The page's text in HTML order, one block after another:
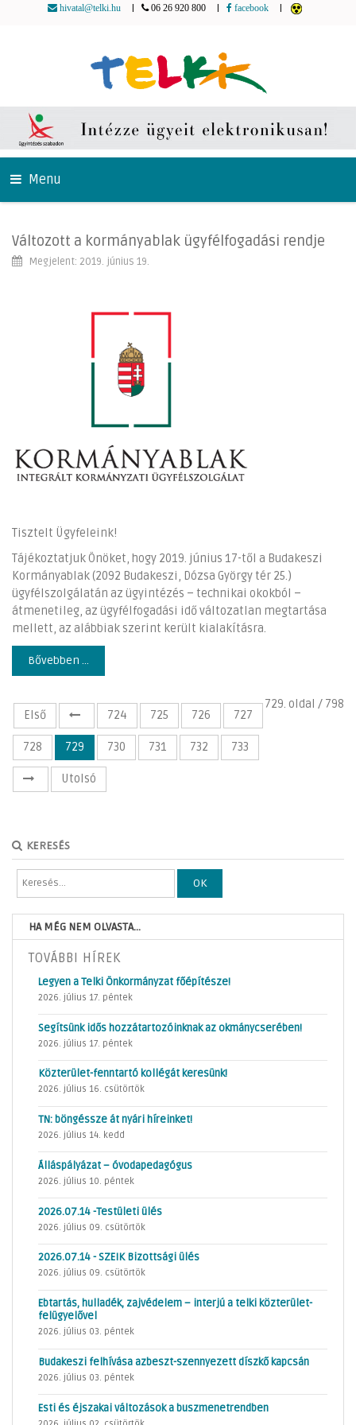
hivatal@telki.hu 06 26 920 800 facebook
Menu
Változott a kormányablak ügyfélfogadási rendje
Megjelent: 2019. június 19.
Tisztelt Ügyfeleink!
Tájékoztatjuk Önöket, hogy 2019. június 17-től a Budakeszi
Kormányablak (2092 Budakeszi, Dózsa György tér 25.)
ügyfélszolgálatán az ügyintézés – technikai okokból –
átmenetileg, az ügyfélfogadási idő változatlan megtartása
mellett, az alábbiak szerint került kialakításra.
Bővebben ...
729. oldal / 798
Első
724 725 726 727
728 729 730 731 732 733
Utolsó
KERESÉS
OK
HA MÉG NEM OLVASTA...
TOVÁBBI HÍREK
Legyen a Telki Önkormányzat főépítésze!
2026. július 17. péntek
Segítsünk idős hozzátartozóinknak az okmánycserében!
2026. július 17. péntek
Közterület-fenntartó kollégát keresünk!
2026. július 16. csütörtök
TN: böngéssze át nyári híreinket!
2026. július 14. kedd
Álláspályázat – óvodapedagógus
2026. július 10. péntek
2026.07.14 -Testületi ülés
2026. július 09. csütörtök
2026.07.14 - SZEIK Bizottsági ülés
2026. július 09. csütörtök
Ebtartás, hulladék, zajvédelem – interjú a telki közterület-
felügyelővel
2026. július 03. péntek
Budakeszi felhívása azbeszt-szennyezett díszkő kapcsán
2026. július 03. péntek
Esti és éjszakai változások a buszmenetrendben